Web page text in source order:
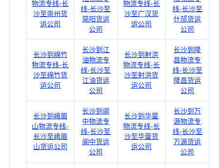
物流专线-长
沙至崇州货
运公司
线-长沙至
简阳货运
公司
物流专线-长
沙至广汉货
运公司
线-长沙至
什邡货运
公司
长沙到绵竹
物流专线-长
沙至绵竹货
运公司
长沙到江
油物流专
线-长沙至
江油货运
公司
长沙到射洪
物流专线-长
沙至射洪货
运公司
长沙到隆
昌物流专
线-长沙至
隆昌货运
公司
长沙到峨眉
山物流专线-
长沙至峨眉
山货运公司
长沙到阆
中物流专
线-长沙至
阆中货运
公司
长沙到华蓥
物流专线-长
沙至华蓥货
运公司
长沙到万
源物流专
线-长沙至
万源货运
公司